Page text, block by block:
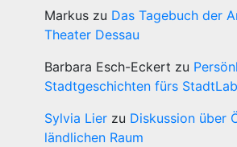
Markus zu Das Tagebuch der
Theater Dessau
Barbara Esch-Eckert zu
Stadtgeschichten fürs
Sylvia Lier zu Diskussion über
ländlichen Raum